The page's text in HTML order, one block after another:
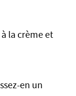
la crème et
en un